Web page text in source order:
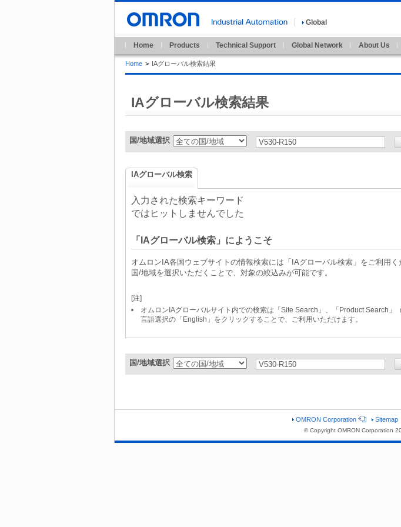
Global
Home Products Technical Support Global Network About Us
Home > IAグローバル検索結果
IAグローバル検索結果
国/地域選択
IAグローバル検索
入力された検索キーワード
ではヒットしませんでした
「IAグローバル検索」にようこそ
オムロンIA各国ウェブサイトの情報検索には「IAグローバル検索」をご利用く
国/地域を選択いただくことで、対象の絞込みが可能です。
[注]
オムロンIAグローバルサイト内での検索は「Site Search」、「Product Search」
言語選択の「English」をクリックすることで、ご利用いただけます。
国/地域選択
OMRON Corporation Sitemap
© Copyright OMRON Corporation